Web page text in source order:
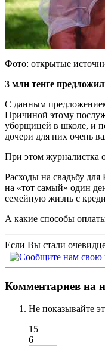
Фото: открытые
3 млн тенге
С данным предложением
Причиной этому
уборщицей в школе, и
дочери для них очень
При этом журналистка
Расходы на свадьбу
на «тот самый» один
семейную жизнь с
А какие способы
Если Вы стали
Комментариев на
Не показывайте
15
6